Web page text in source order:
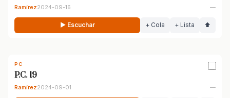
Ramírez2024-09-16 —
▶ Escuchar + Cola + Lista ⬆
PC
P.C. 19
Ramírez2024-09-01 —